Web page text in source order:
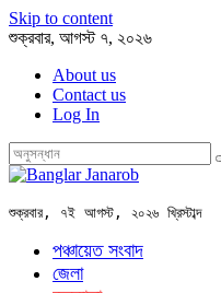
Skip to content
শুক্রবার, আগস্ট ৭, ২০২৬
About us
Contact us
Log In
শুক্রবার, ৭ই আগস্ট, ২০২৬ খ্রিস্টাব্দ
পঞ্চায়েত সংবাদ
জেলা